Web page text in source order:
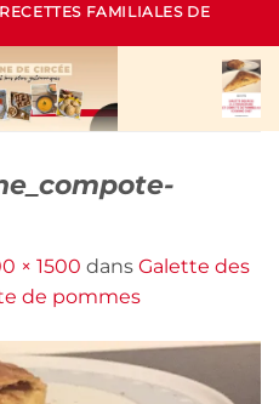
FAMILIALES DE
× 1500 dans Galette des
de pommes